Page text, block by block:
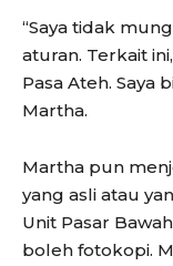
“Saya tidak
aturan. Terkait
Pasa Ateh. Saya
Martha.
Martha pun
yang asli atau
Unit Pasar
boleh fotokopi.